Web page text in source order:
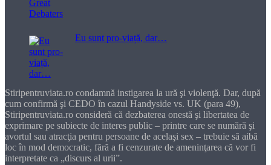
Eu sunt pro-viață, dar…
Stiripentruviata.ro condamnă instigarea la ură şi violenţă. Dar, după
cum confirmă şi CEDO în cazul Handyside vs. UK (para 49),
Stiripentruviata.ro consideră că dezbaterea onestă şi libertatea de
exprimare pe subiecte de interes public – printre care se numără şi
avortul sau atracţia pentru persoane de acelaşi sex – trebuie să aibă
loc în mod democratic, fără a fi cenzurate de ameninţarea că vor fi
interpretate ca „discurs al urii”.